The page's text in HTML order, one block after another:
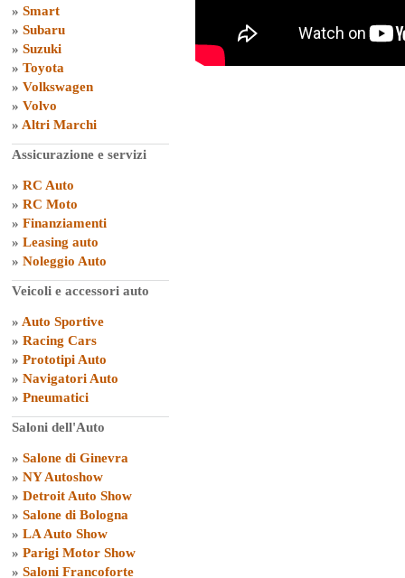
» Smart
» Subaru
» Suzuki
» Toyota
» Volkswagen
» Volvo
» Altri Marchi
Assicurazione e servizi
» RC Auto
» RC Moto
» Finanziamenti
» Leasing auto
» Noleggio Auto
Veicoli e accessori auto
» Auto Sportive
» Racing Cars
» Prototipi Auto
» Navigatori Auto
» Pneumatici
Saloni dell'Auto
» Salone di Ginevra
» NY Autoshow
» Detroit Auto Show
» Salone di Bologna
» LA Auto Show
» Parigi Motor Show
» Saloni Francoforte